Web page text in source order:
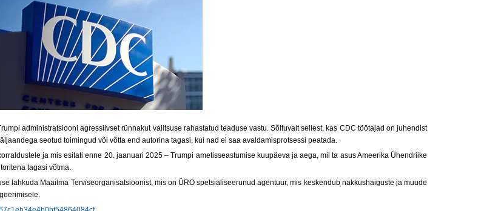
administratsiooni agressiivset rünnakut valitsuse rahastatud teaduse vastu. Sõltuvalt sellest, kas CDC töötajad on juhendist
seotud toimingud või võtta end autorina tagasi, kui nad ei saa avaldamisprotsessi peatada.
ja mis esitati enne 20. jaanuari 2025 – Trumpi ametisseastumise kuupäeva ja aega, mil ta asus Ameerika Ühendriike
tagasi võtma.
lahkuda Maailma Terviseorganisatsioonist, mis on ÜRO spetsialiseerunud agentuur, mis keskendub nakkushaiguste ja muude